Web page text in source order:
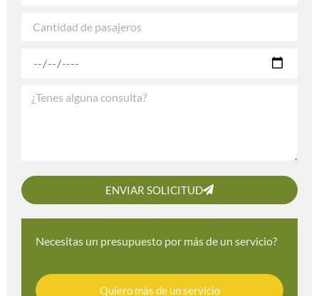
ENVIAR SOLICITUD
Necesitas un presupuesto por más de un servicio?
Quiero más de un servicio